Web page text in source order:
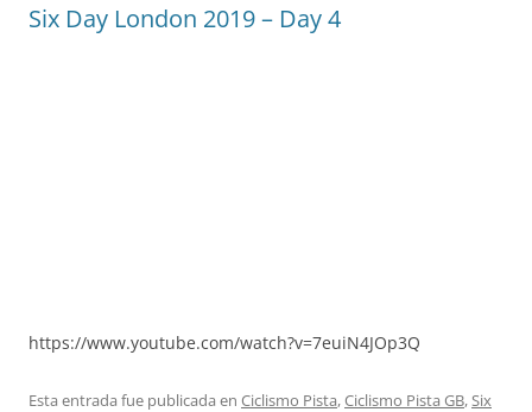
Six Day London 2019 – Day 4
https://www.youtube.com/watch?v=7euiN4JOp3Q
Esta entrada fue publicada en Ciclismo Pista,Ciclismo Pista GB,Six